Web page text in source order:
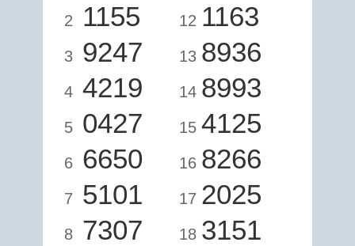
2 1155
3 9247
4 4219
5 0427
6 6650
7 5101
8 7307
12 1163
13 8936
14 8993
15 4125
16 8266
17 2025
18 3151